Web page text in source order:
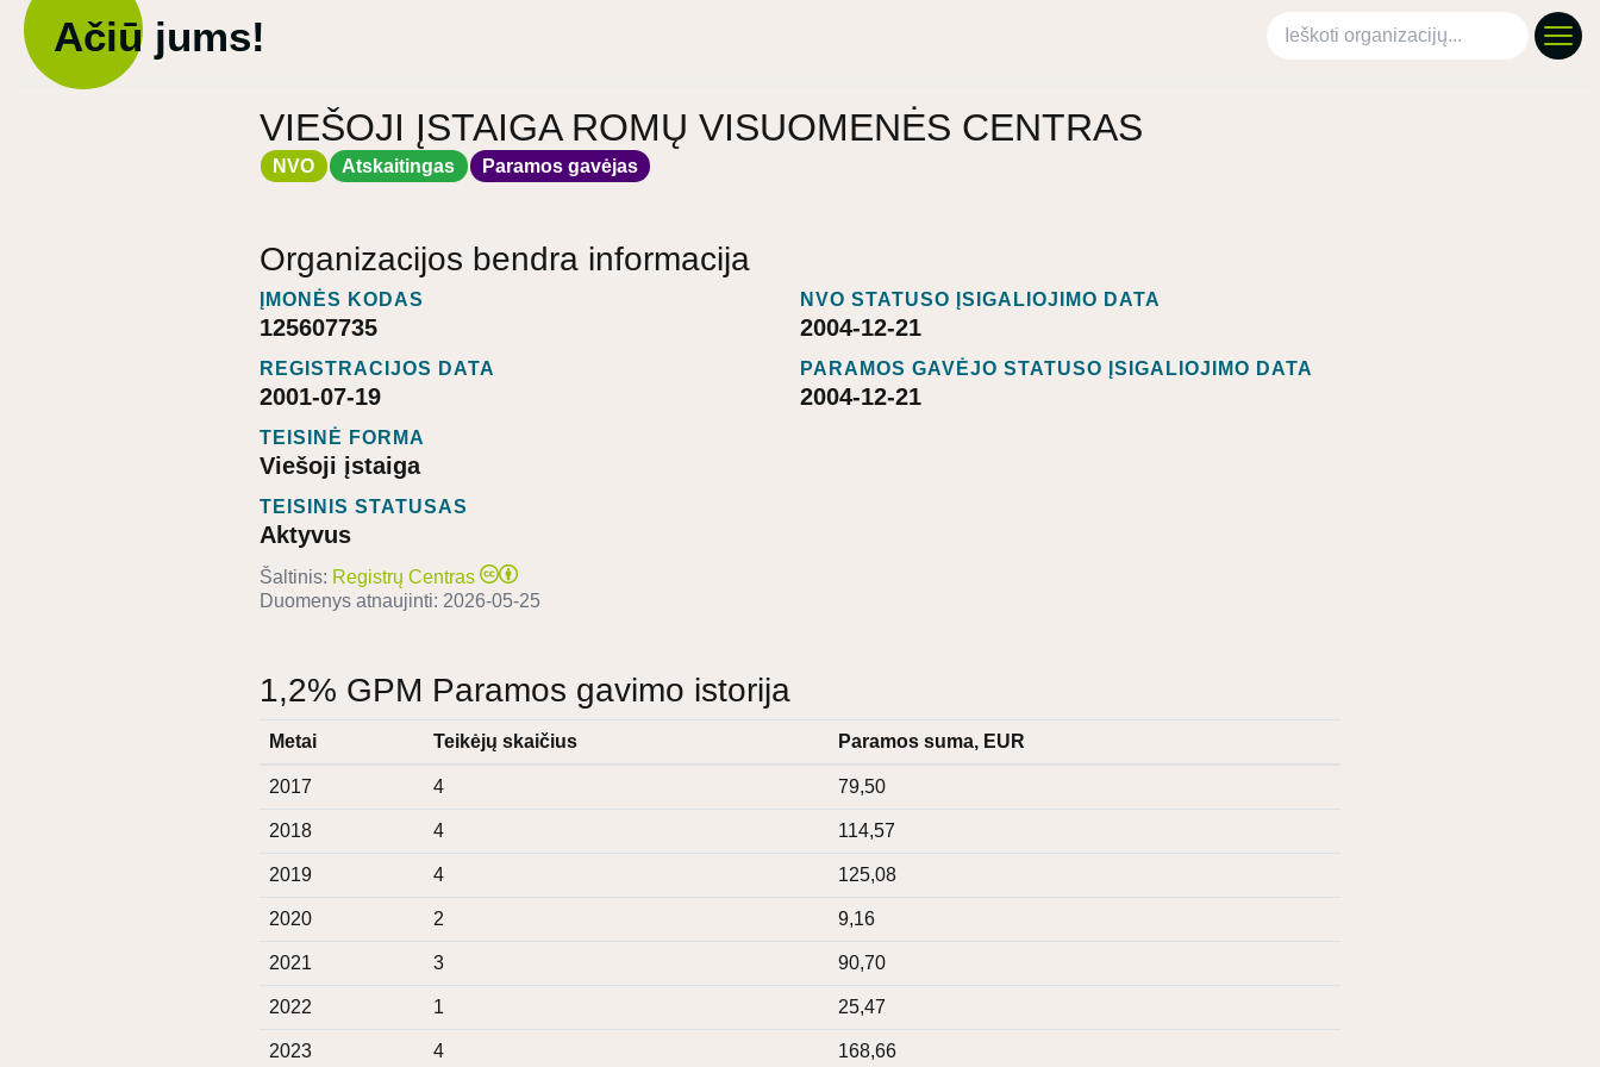
Ačiū jums! Ieškoti organizacijų
VIEŠOJI ĮSTAIGA ROMŲ VISUOMENĖS CENTRAS
NVO Atskaitingas Paramos gavėjas
Organizacijos bendra informacija
ĮMONĖS KODAS
125607735
REGISTRACIJOS DATA
2001-07-19
TEISINĖ FORMA
Viešoji įstaiga
TEISINIS STATUSAS
Aktyvus
NVO STATUSO ĮSIGALIOJIMO DATA
2004-12-21
PARAMOS GAVĖJO STATUSO ĮSIGALIOJIMO DATA
2004-12-21
Šaltinis: Registrų Centras
Duomenys atnaujinti: 2026-05-25
1,2% GPM Paramos gavimo istorija
Metai Teikėjų skaičius Paramos suma, EUR
2017 4 79,50
2018 4 114,57
2019 4 125,08
2020 2 9,16
2021 3 90,70
2022 1 25,47
2023 4 168,66